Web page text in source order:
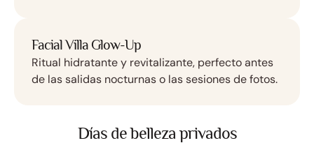
Facial Villa Glow-Up
Ritual hidratante y revitalizante, perfecto antes
de las salidas nocturnas o las sesiones de fotos.
Días de belleza privados